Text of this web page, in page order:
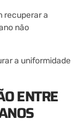
recuperar a
não
a uniformidade
ENTRE